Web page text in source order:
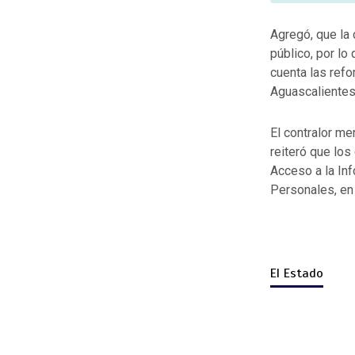
Agregó, que la
público, por lo
cuenta las
El contralor
reiteró que los
Acceso a la
Personales,
El Estado